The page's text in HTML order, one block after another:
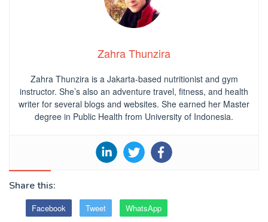
Zahra Thunzira
Zahra Thunzira is a Jakarta-based nutritionist and gym
instructor. She’s also an adventure travel, fitness, and health
writer for several blogs and websites. She earned her Master
degree in Public Health from University of Indonesia.
Share this:
Facebook Tweet WhatsApp